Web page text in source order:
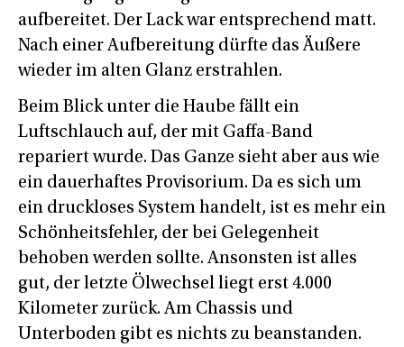
aufbereitet. Der Lack war entsprechend matt.
Nach einer Aufbereitung dürfte das Äußere
wieder im alten Glanz erstrahlen.
Beim Blick unter die Haube fällt ein
Luftschlauch auf, der mit Gaffa-Band
repariert wurde. Das Ganze sieht aber aus wie
ein dauerhaftes Provisorium. Da es sich um
ein druckloses System handelt, ist es mehr ein
Schönheitsfehler, der bei Gelegenheit
behoben werden sollte. Ansonsten ist alles
gut, der letzte Ölwechsel liegt erst 4.000
Kilometer zurück. Am Chassis und
Unterboden gibt es nichts zu beanstanden.